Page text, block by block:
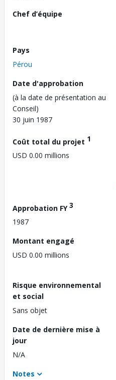
Chef d’équipe
Pays
Pérou
Date d'approbation
(à la date de présentation au
Conseil)
30 juin 1987
Coût total du projet 1
USD 0.00 millions
Approbation FY3
1987
Montant engagé
USD 0.00 millions
Risque environnemental
et social
Sans objet
Date de dernière mise à
jour
N/A
Notes